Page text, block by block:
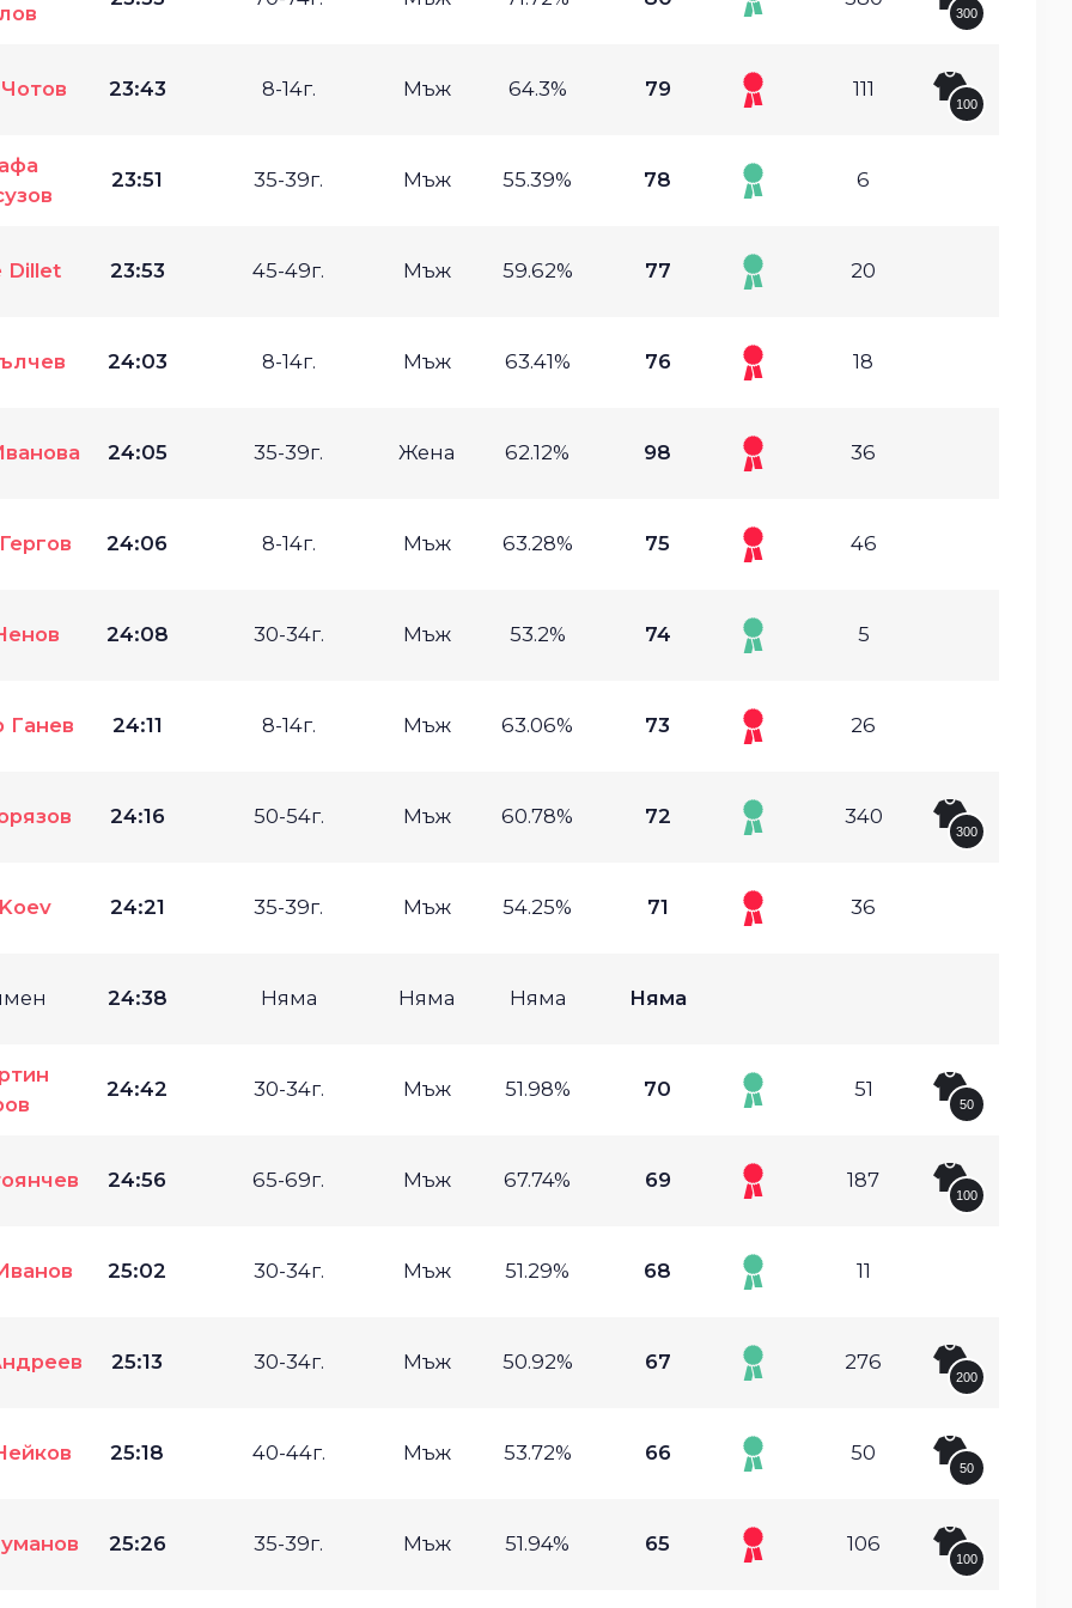
300
23:43 8-14г. Мъж 64.3% 79 111
100
23:51 35-39г. Мъж 55.39% 78 6
Dillet 23:53 45-49г. Мъж 59.62% 77 20
24:03 8-14г. Мъж 63.41% 76 18
24:05 35-39г. Жена 62.12% 98 36
24:06 8-14г. Мъж 63.28% 75 46
24:08 30-34г. Мъж 53.2% 74 5
Ганев 24:11 8-14г. Мъж 63.06% 73 26
24:16 50-54г. Мъж 60.78% 72 340
300
24:21 35-39г. Мъж 54.25% 71 36
24:38 Няма Няма Няма Няма
24:42 30-34г. Мъж 51.98% 70 51
50
24:56 65-69г. Мъж 67.74% 69 187
100
25:02 30-34г. Мъж 51.29% 68 11
25:13 30-34г. Мъж 50.92% 67 276
200
25:18 40-44г. Мъж 53.72% 66 50
50
25:26 35-39г. Мъж 51.94% 65 106
100